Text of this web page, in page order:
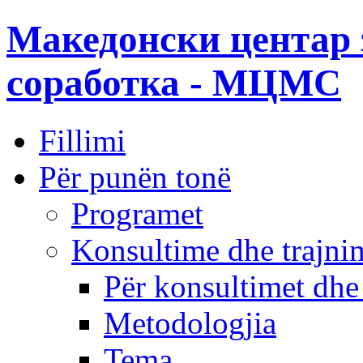
Македонски центар
соработка - МЦМС
Fillimi
Për punën tonë
Programet
Konsultime dhe
Për konsultimet
Metodologjia